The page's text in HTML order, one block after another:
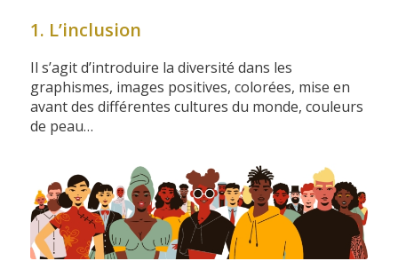
1. L’inclusion
Il s’agit d’introduire la diversité dans les
graphismes, images positives, colorées, mise en
avant des différentes cultures du monde, couleurs
de peau…